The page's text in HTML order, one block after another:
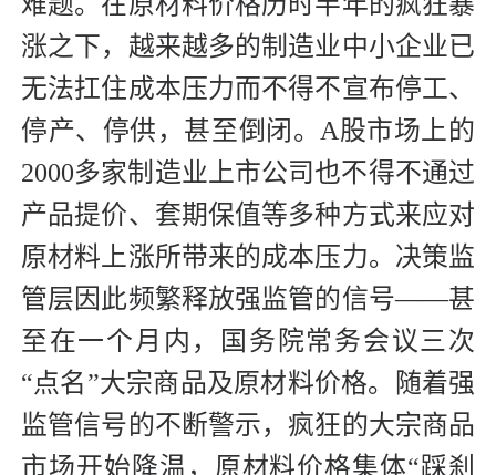
涨之下，越来越多的制造业中小企业已
无法扛住成本压力而不得不宣布停工、
停产、停供，甚至倒闭。A股市场上的
2000多家制造业上市公司也不得不通过
产品提价、套期保值等多种方式来应对
原材料上涨所带来的成本压力。决策监
管层因此频繁释放强监管的信号——甚
至在一个月内，国务院常务会议三次
“点名”大宗商品及原材料价格。随着强
监管信号的不断警示，疯狂的大宗商品
市场开始降温，原材料价格集体“踩刹